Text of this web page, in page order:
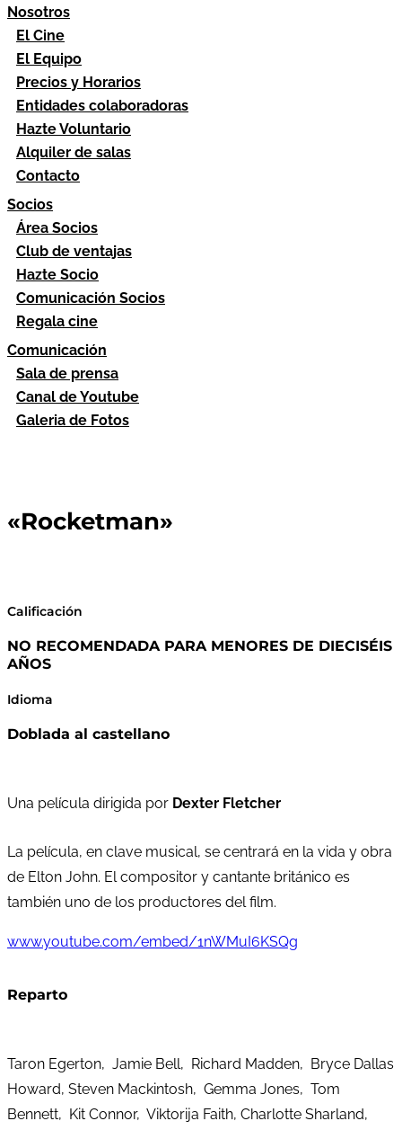
Nosotros
El Cine
El Equipo
Precios y Horarios
Entidades colaboradoras
Hazte Voluntario
Alquiler de salas
Contacto
Socios
Área Socios
Club de ventajas
Hazte Socio
Comunicación Socios
Regala cine
Comunicación
Sala de prensa
Canal de Youtube
Galeria de Fotos
«Rocketman»
Calificación
NO RECOMENDADA PARA MENORES DE DIECISÉIS
AÑOS
Idioma
Doblada al castellano
Una película dirigida por Dexter Fletcher
La película, en clave musical, se centrará en la vida y obra
de Elton John. El compositor y cantante británico es
también uno de los productores del film.
www.youtube.com/embed/1nWMuI6KSQg
Reparto
Taron Egerton, Jamie Bell, Richard Madden, Bryce Dallas
Howard, Steven Mackintosh, Gemma Jones, Tom
Bennett, Kit Connor, Viktorija Faith, Charlotte Sharland,